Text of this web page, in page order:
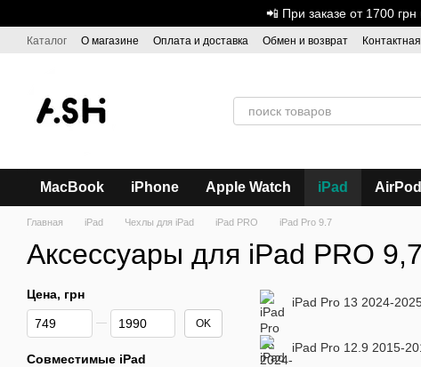
📲 При заказе от 1700
Каталог О магазине Оплата и доставка Обмен и возврат
MacBook iPhone Apple Watch iPad
Главная iPad Чехлы для iPad iPad PRO iPad Pro 9.7
Аксессуары для iPad PRO
iPad Pro 13 2024-
iPad Pro 12.9 2015-
Цена, грн
От Цена, грн
До Цена, грн OK
Совместимые iPad